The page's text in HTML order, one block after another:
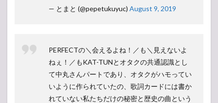
— とまと (@pepetukuyuc) August 9, 2019
PERFECTの＼会えるよね！／も＼見えないよ
ねぇ！／もKAT-TUNとオタクの共通認識とし
て中丸さんパートであり、オタクがハモってい
いように作られていたの、歌詞カードには書か
れていない私たちだけの秘密と歴史の曲という